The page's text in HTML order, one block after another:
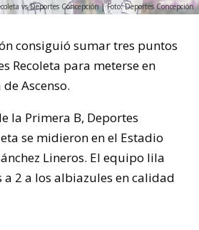
vs Deportes Concepción | Foto: Deportes Concepción
consiguió sumar tres puntos
Recoleta para meterse en
Ascenso.
la Primera B, Deportes
se midieron en el Estadio
Lineros. El equipo lila
2 a los albiazules en calidad